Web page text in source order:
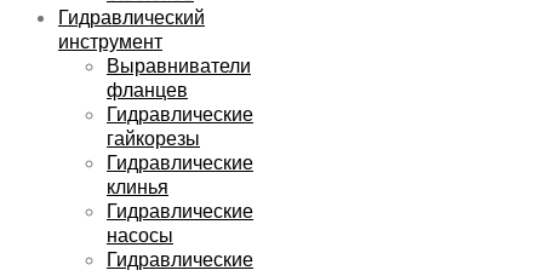
Гидравлический
инструмент
Выравниватели
фланцев
Гидравлические
гайкорезы
Гидравлические
клинья
Гидравлические
насосы
Гидравлические